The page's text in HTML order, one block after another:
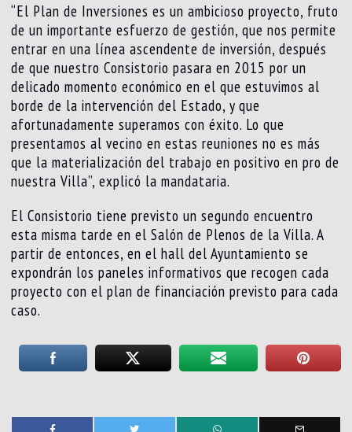
“El Plan de Inversiones es un ambicioso proyecto, fruto
de un importante esfuerzo de gestión, que nos permite
entrar en una línea ascendente de inversión, después
de que nuestro Consistorio pasara en 2015 por un
delicado momento económico en el que estuvimos al
borde de la intervención del Estado, y que
afortunadamente superamos con éxito. Lo que
presentamos al vecino en estas reuniones no es más
que la materialización del trabajo en positivo en pro de
nuestra Villa”, explicó la mandataria.
El Consistorio tiene previsto un segundo encuentro
esta misma tarde en el Salón de Plenos de la Villa. A
partir de entonces, en el hall del Ayuntamiento se
expondrán los paneles informativos que recogen cada
proyecto con el plan de financiación previsto para cada
caso.